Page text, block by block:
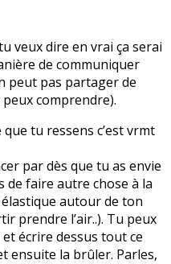
veux dire en vrai ça serai
de communiquer
peut pas partager de
comprendre).
que tu ressens c’est vrmt
par dès que tu as envie
de faire autre chose à la
autour de ton
prendre l’air..). Tu peux
écrire dessus tout ce
ensuite la brûler. Parles,